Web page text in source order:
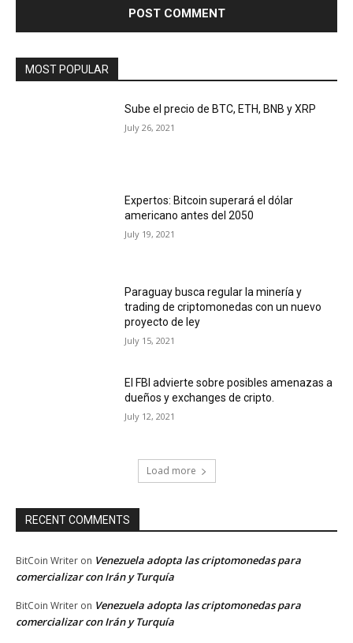
MOST POPULAR
Sube el precio de BTC, ETH, BNB y XRP
July 26, 2021
Expertos: Bitcoin superará el dólar
americano antes del 2050
July 19, 2021
Paraguay busca regular la minería y
trading de criptomonedas con un nuevo
proyecto de ley
July 15, 2021
El FBI advierte sobre posibles amenazas a
dueños y exchanges de cripto.
July 12, 2021
Load more
RECENT COMMENTS
BitCoin Writer on Venezuela adopta las criptomonedas para
comercializar con Irán y Turquía
BitCoin Writer on Venezuela adopta las criptomonedas para
comercializar con Irán y Turquía